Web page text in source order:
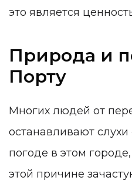
это является
Природа и
Порту
Многих людей от
останавливают
погоде в этом
этой причине